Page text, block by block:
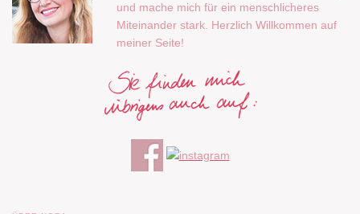
und mache mich für ein menschlicheres
Miteinander stark. Herzlich Willkommen auf
meiner Seite!